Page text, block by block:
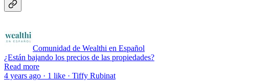
Comunidad de Wealthi en Español
¿Están bajando los precios de las propiedades?
Read more
4 years ago · 1 like · Tiffy Rubinat